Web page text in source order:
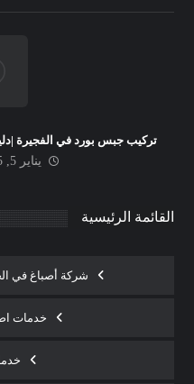
تركيب جبس بورد في الفجيرة
يناير 5, 2025
القائمة الرئيسية
شركة أصباغ في الجميرا
خدمات